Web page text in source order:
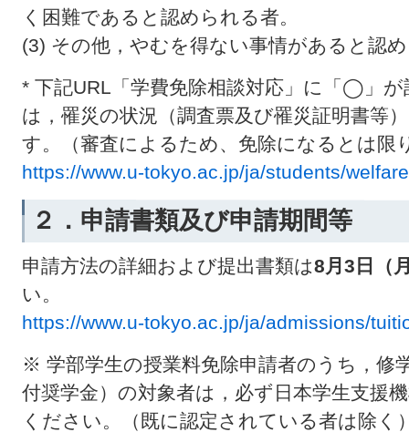
く困難であると認められる者。
(3) その他，やむを得ない事情があると認
* 下記URL「学費免除相談対応」に「◯」
は，罹災の状況（調査票及び罹災証明書等
す。（審査によるため、免除になるとは限
https://www.u-tokyo.ac.jp/ja/students/
２．申請書類及び申請期間等
申請方法の詳細および提出書類は8月3日（
い。
https://www.u-tokyo.ac.jp/ja/admissions/
※ 学部学生の授業料免除申請者のうち，修
付奨学金）の対象者は，必ず日本学生支援
ください。（既に認定されている者は除く